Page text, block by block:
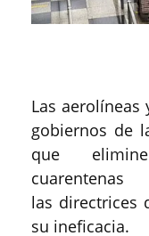
Las
gobiernos de
que
las directrices
su ineficacia.